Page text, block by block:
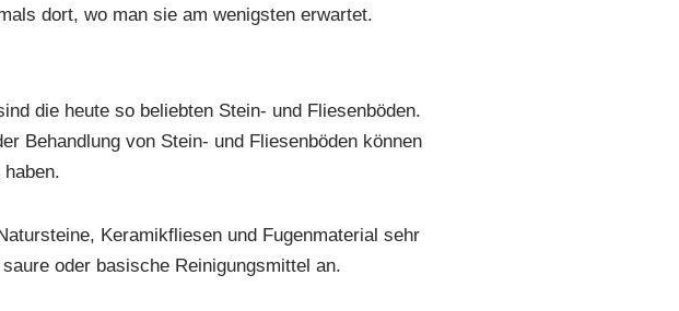
dort, wo man sie am wenigsten erwartet.
die heute so beliebten Stein- und Fliesenböden.
Behandlung von Stein- und Fliesenböden können
Keramikfliesen und Fugenmaterial sehr
oder basische Reinigungsmittel an.